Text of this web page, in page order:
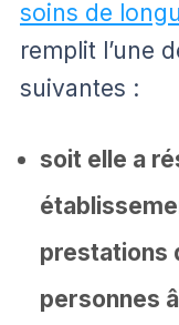
soins de
remplit l’une
suivantes :
soit elle a
prestations
personnes